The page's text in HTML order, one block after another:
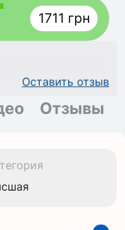
1711 грн
Оставить отзыв
Отзывы